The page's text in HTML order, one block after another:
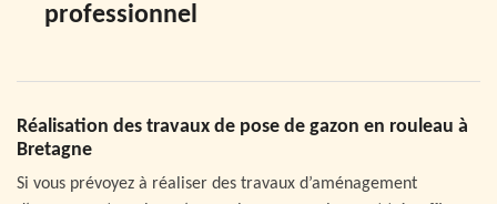
professionnel
Réalisation des travaux de pose de gazon en rouleau à
Bretagne
Si vous prévoyez à réaliser des travaux d’aménagement